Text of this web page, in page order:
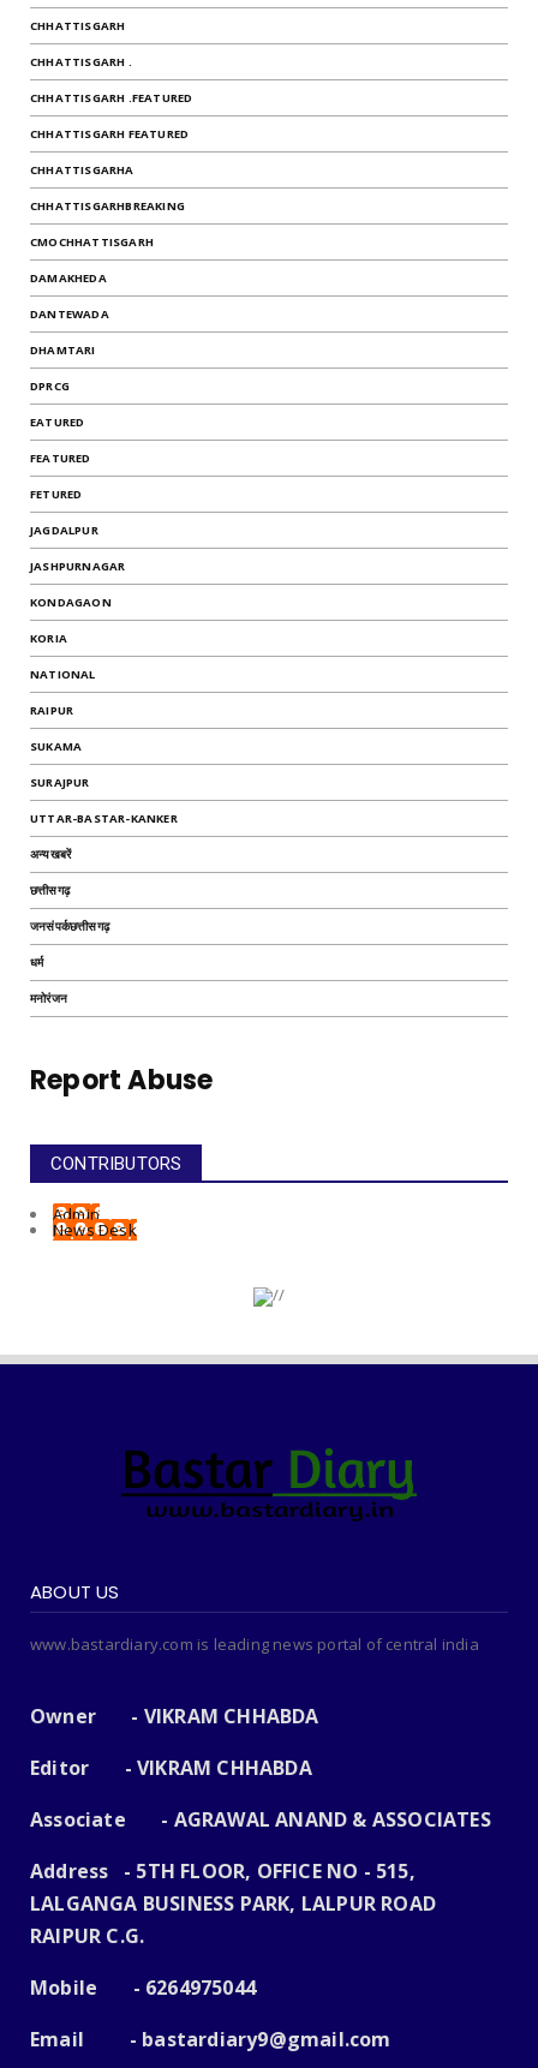
CHHATTISGARH
CHHATTISGARH .
CHHATTISGARH .FEATURED
CHHATTISGARH FEATURED
CHHATTISGARHA
CHHATTISGARHBREAKING
CMOCHHATTISGARH
DAMAKHEDA
DANTEWADA
DHAMTARI
DPRCG
EATURED
FEATURED
FETURED
JAGDALPUR
JASHPURNAGAR
KONDAGAON
KORIA
NATIONAL
RAIPUR
SUKAMA
SURAJPUR
UTTAR-BASTAR-KANKER
अन्यखबरें
छत्तीसगढ़
जनसंपर्कछत्तीसगढ़
धर्म
मनोरंजन
Report Abuse
CONTRIBUTORS
Admin
News Desk
ABOUT US
www.bastardiary.com is leading news portal of central india
Owner - VIKRAM CHHABDA
Editor - VIKRAM CHHABDA
Associate - AGRAWAL ANAND & ASSOCIATES
Address - 5TH FLOOR, OFFICE NO - 515,
LALGANGA BUSINESS PARK, LALPUR ROAD
RAIPUR C.G.
Mobile - 6264975044
Email - bastardiary9@gmail.com